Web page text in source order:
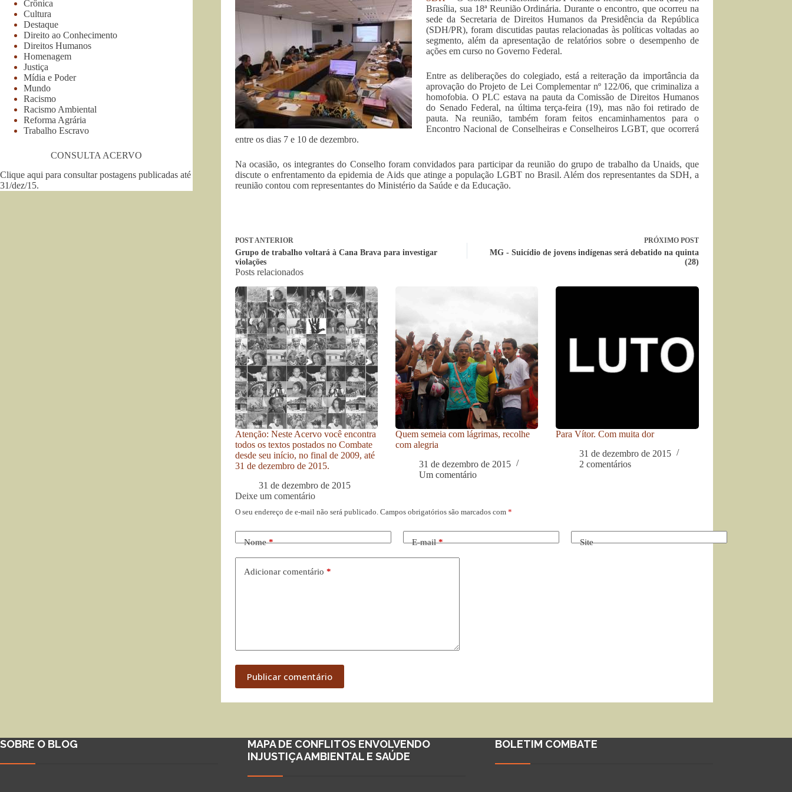
Brasília, sua 18ª Reunião Ordinária. Durante o encontro, que ocorreu na
sede da Secretaria de Direitos Humanos da Presidência da República
(SDH/PR), foram discutidas pautas relacionadas às políticas voltadas ao
segmento, além da apresentação de relatórios sobre o desempenho de
ações em curso no Governo Federal.
Entre as deliberações do colegiado, está a reiteração da importância da
aprovação do Projeto de Lei Complementar nº 122/06, que criminaliza a
homofobia. O PLC estava na pauta da Comissão de Direitos Humanos
do Senado Federal, na última terça-feira (19), mas não foi retirado de
pauta. Na reunião, também foram feitos encaminhamentos para o
Encontro Nacional de Conselheiras e Conselheiros LGBT, que ocorrerá
entre os dias 7 e 10 de dezembro.
Na ocasião, os integrantes do Conselho foram convidados para participar da reunião do grupo de trabalho da Unaids, que
discute o enfrentamento da epidemia de Aids que atinge a população LGBT no Brasil. Além dos representantes da SDH, a
reunião contou com representantes do Ministério da Saúde e da Educação.
POSTANTERIOR
Grupo de trabalho voltará à Cana Brava para investigar
violações
PRÓXIMO POST
MG - Suicídio de jovens indígenas será debatido na quinta
(28)
Posts relacionados
Atenção: Neste Acervo você encontra
todos os textos postados no Combate
desde seu início, no final de 2009, até
31 de dezembro de 2015.
31 de dezembro de 2015
Quem semeia com lágrimas, recolhe
com alegria
31 de dezembro de 2015
Um comentário
Para Vítor. Com muita dor
31 de dezembro de 2015
2 comentários
Deixe um comentário
O seu endereço de e-mail não será publicado. Campos obrigatórios são marcados com *
Nome* E-mail* Site
Adicionar comentário *
Publicar comentário
Crônica
Cultura
Destaque
Direito ao Conhecimento
Direitos Humanos
Homenagem
Justiça
Mídia e Poder
Mundo
Racismo
Racismo Ambiental
Reforma Agrária
Trabalho Escravo
CONSULTA ACERVO
Clique aqui para consultar postagens publicadas até
31/dez/15.
SOBRE O BLOG
MAPA DE CONFLITOS ENVOLVENDO
INJUSTIÇA AMBIENTAL E SAÚDE
BOLETIM COMBATE